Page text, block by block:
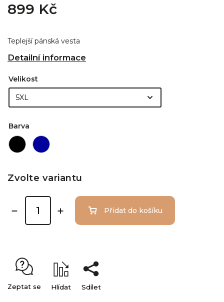
899 Kč
Teplejší pánská vesta
Detailní informace
Velikost
Barva
Zvolte variantu
Přidat do košíku
Zeptat se Hlídat Sdílet